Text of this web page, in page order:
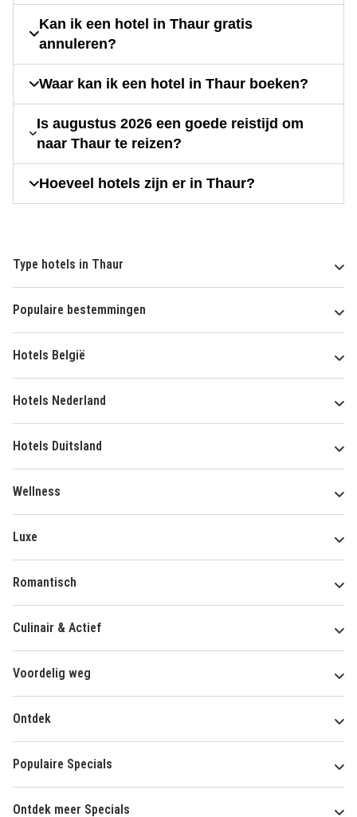
Kan ik een hotel in Thaur gratis
annuleren?
Waar kan ik een hotel in Thaur boeken?
Is augustus 2026 een goede reistijd om
naar Thaur te reizen?
Hoeveel hotels zijn er in Thaur?
Type hotels in Thaur
Populaire bestemmingen
Hotels België
Hotels Nederland
Hotels Duitsland
Wellness
Luxe
Romantisch
Culinair & Actief
Voordelig weg
Ontdek
Populaire Specials
Ontdek meer Specials